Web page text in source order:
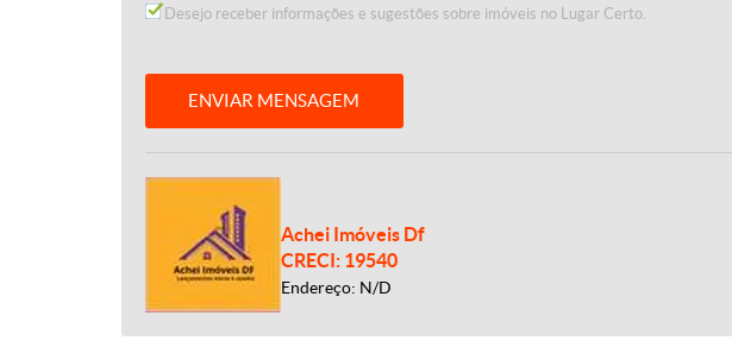
Desejo receber informações e sugestões sobre imóveis no Lugar Certo.
ENVIAR MENSAGEM
Achei Imóveis Df
CRECI: 19540
Endereço: N/D